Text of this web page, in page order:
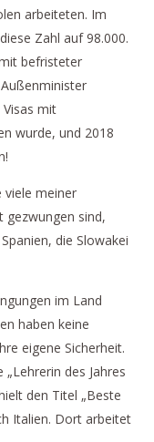
arbeiteten. Im
Zahl auf 98.000.
befristeter
mit
wurde, und 2018
viele meiner
gezwungen sind,
die Slowakei
im Land
haben keine
eigene Sicherheit.
des Jahres
den Titel „Beste
Italien. Dort arbeitet